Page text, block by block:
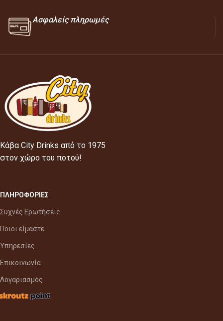
Ασφαλείς πληρωμές
Κάβα City Drinks από το 1975
στον χώρο του ποτού!
ΠΛΗΡΟΦΟΡΙΕΣ
Συχνές Ερωτήσεις
Ποιοι είμαστε
Υπηρεσίες
Επικοινωνία
Λογαριασμός